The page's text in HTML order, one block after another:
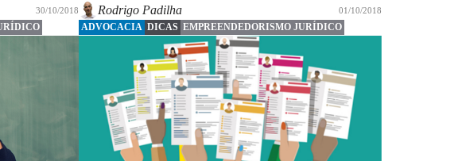
30/10/2018
Rodrigo Padilha
01/10/2018
ADVOCACIA DICAS EMPREENDEDORISMO JURÍDICO